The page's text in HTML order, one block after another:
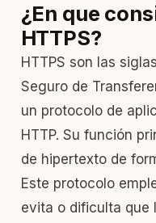
¿En que
HTTPS?
HTTPS son las
Seguro de
un protocolo de
HTTP. Su función
de hipertexto de
Este protocolo
evita o dificulta que